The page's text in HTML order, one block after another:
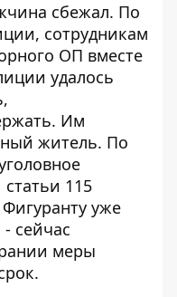
сбежал. По
, сотрудникам
ОП вместе
удалось
Им
житель. По
115
уже
сейчас
меры